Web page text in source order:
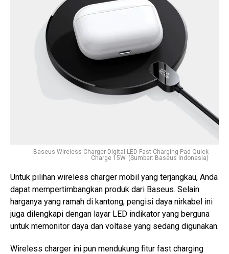
Baseus Wireless Charger Digital LED Fast Charging Pad Quick
Charge 15W. (Sumber: Baseus Indonesia)
Untuk pilihan wireless charger mobil yang terjangkau, Anda
dapat mempertimbangkan produk dari Baseus. Selain
harganya yang ramah di kantong, pengisi daya nirkabel ini
juga dilengkapi dengan layar LED indikator yang berguna
untuk memonitor daya dan voltase yang sedang digunakan.
Wireless charger ini pun mendukung fitur fast charging